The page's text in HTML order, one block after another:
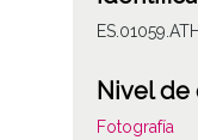
Nivel de
Fotografía